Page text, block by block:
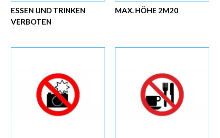
MAX. HÖHE 2M20
ESSEN UND TRINKEN
VERBOTEN